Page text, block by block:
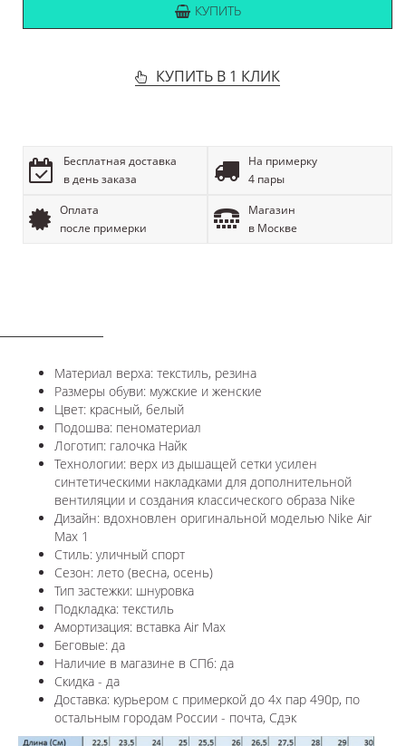
КУПИТЬ
КУПИТЬ В 1 КЛИК
Бесплатная доставка
в день заказа
На примерку
4 пары
Оплата
после примерки
Магазин
в Москве
Материал верха: текстиль, резина
Размеры обуви: мужские и женские
Цвет: красный, белый
Подошва: пеноматериал
Логотип: галочка Найк
Технологии: верх из дышащей сетки усилен
синтетическими накладками для дополнительной
вентиляции и создания классического образа Nike
Дизайн: вдохновлен оригинальной моделью Nike Air
Max 1
Стиль: уличный спорт
Сезон: лето (весна, осень)
Тип застежки: шнуровка
Подкладка: текстиль
Амортизация: вставка Air Max
Беговые: да
Наличие в магазине в СПб: да
Скидка - да
Доставка: курьером с примеркой до 4х пар 490р, по
остальным городам России - почта, Сдэк